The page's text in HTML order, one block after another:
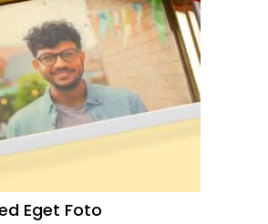
Eget Foto